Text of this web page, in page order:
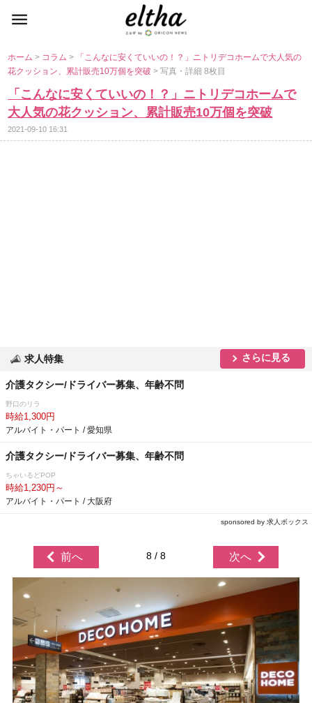
ホーム> コラム>
「こんなに安くていいの！？」ニトリデコホームで大人気の
花クッション、累計販売10万個を突破> 写真・詳細 8枚目
「こんなに安くていいの！？」ニトリデコホームで
大人気の花クッション、累計販売10万個を突破
2021-09-10 16:31
求人特集 さらに見る
介護タクシー/ドライバー募集、年齢不問
野口のリラ
時給1,300円
アルバイト・パート / 愛知県
介護タクシー/ドライバー募集、年齢不問
ちゃいるどPOP
時給1,230円～
アルバイト・パート / 大阪府
sponsored by 求人ボックス
前へ 8 / 8 次へ